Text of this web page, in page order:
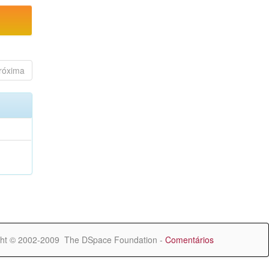
© 2002-2009 The DSpace Foundation - Comentários